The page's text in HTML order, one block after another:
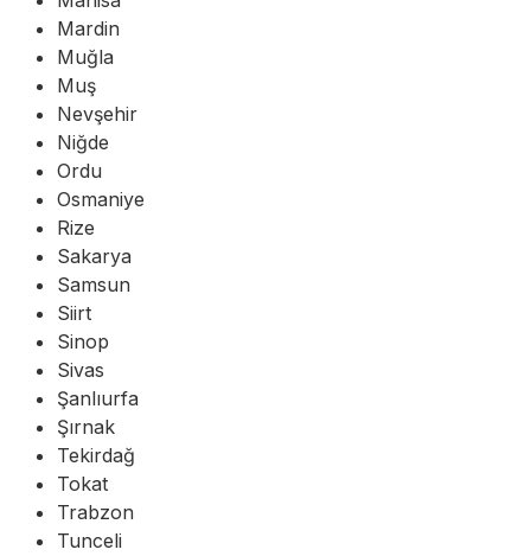
Mardin
Muğla
Muş
Nevşehir
Niğde
Ordu
Osmaniye
Rize
Sakarya
Samsun
Siirt
Sinop
Sivas
Şanlıurfa
Şırnak
Tekirdağ
Tokat
Trabzon
Tunceli